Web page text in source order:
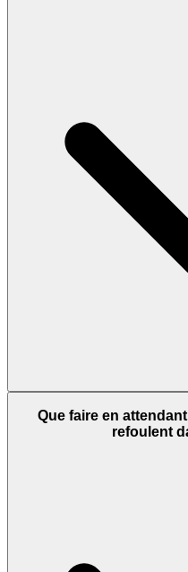
Que faire en
refoulent